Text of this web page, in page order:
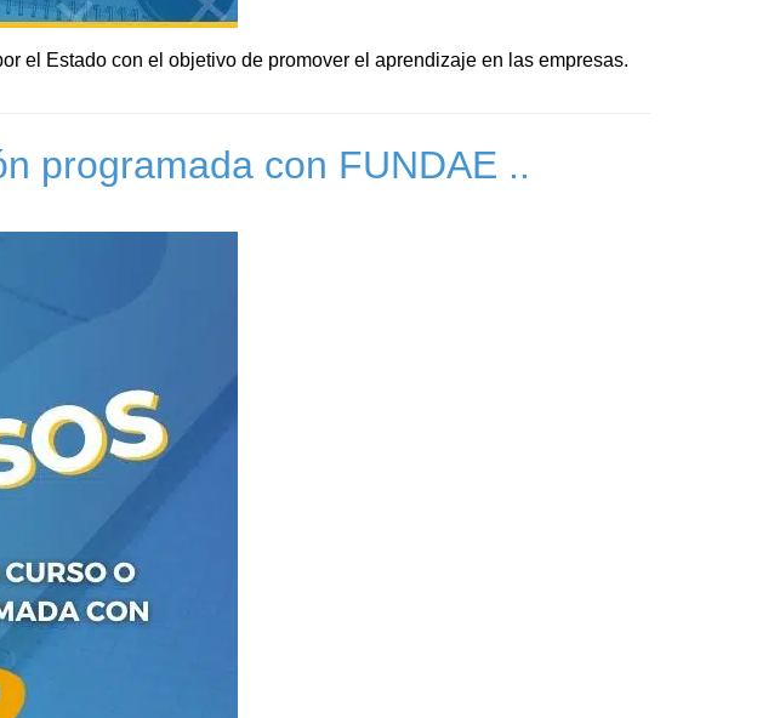
el Estado con el objetivo de promover el aprendizaje en las empresas.
programada con FUNDAE ..